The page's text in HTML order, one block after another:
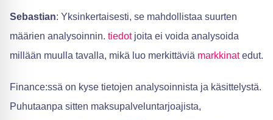
Sebastian: Yksinkertaisesti, se mahdollistaa suurten
määrien analysoinnin. tiedotjoita ei voida analysoida
millään muulla tavalla, mikä luo merkittäviä markkinatedut.
Finance:ssä on kyse tietojen analysoinnista ja käsittelystä.
Puhutaanpa sitten maksupalveluntarjoajista,